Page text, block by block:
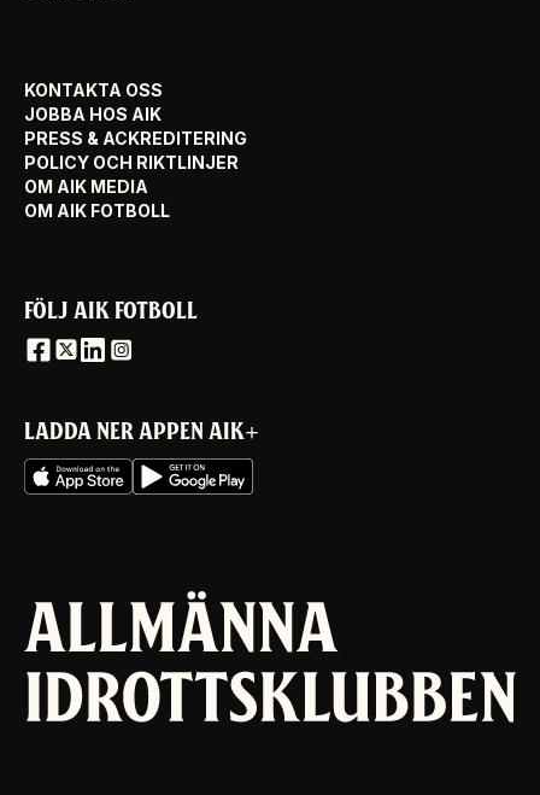
KONTAKTA OSS
JOBBA HOS AIK
PRESS & ACKREDITERING
POLICY OCH RIKTLINJER
OM AIK MEDIA
OM AIK FOTBOLL
FÖLJ AIK FOTBOLL
LADDA NER APPEN AIK+